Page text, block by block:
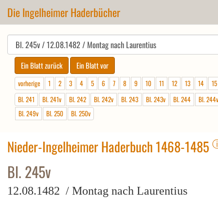
Die Ingelheimer Haderbücher
vorherige 1 2 3 4 5 6 7 8 9 10 11 12 13 14
15
Bl. 241
Bl. 241v Bl. 242 Bl. 242v Bl. 243 Bl. 243v Bl. 244
Bl. 244v
Bl. 249v
Bl. 250 Bl. 250v
Nieder-Ingelheimer Haderbuch 1468-1485
Bl. 245v
12.08.1482 / Montag nach Laurentius